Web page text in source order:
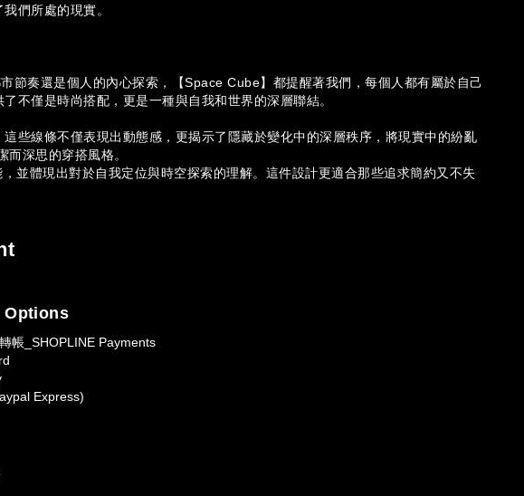
們所處的現實。
節奏還是個人的內心探索，【Space Cube】都提醒著我們，每個人都有屬於自己
不僅是時尚搭配，更是一種與自我和世界的深層聯結。
線條不僅表現出動態感，更揭示了隱藏於變化中的深層秩序，將現實中的紛亂
深思的穿搭風格。
並體現出對於自我定位與時空探索的理解。這件設計更適合那些追求簡約又不失
Options
帳_SHOPLINE Payments
Express)